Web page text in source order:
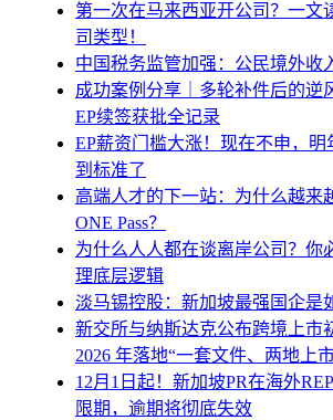
第一次在马来西亚开公司？一文
司类型！
中国税务监管加强：公民境外收
成功案例分享｜多轮补件后的逆
EP续签获批全记录
EP薪资门槛大涨！现在不申，明
到标准了
高端人才的下一站：为什么越来
ONE Pass？
为什么人人都在谈离岸公司？你
理底层逻辑
淡马锡控股：新加坡最强国企是
新交所与纳斯达克公布跨境上市
2026 年落地“一套文件、两地上
12月1日起！新加坡PR在海外
限期，逾期将彻底失效